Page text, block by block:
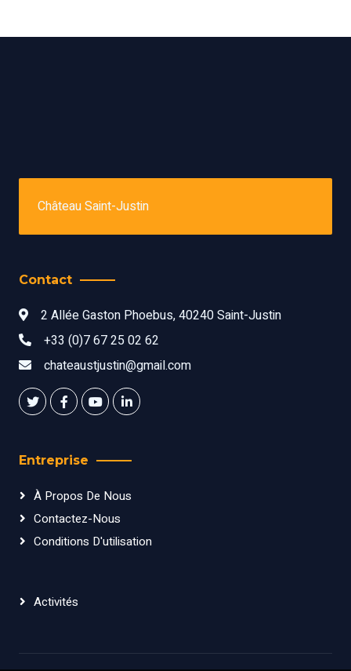
Château Saint-Justin
Contact
2 Allée Gaston Phoebus, 40240 Saint-Justin
+33 (0)7 67 25 02 62
chateaustjustin@gmail.com
Entreprise
À Propos De Nous
Contactez-Nous
Conditions D'utilisation
Activités